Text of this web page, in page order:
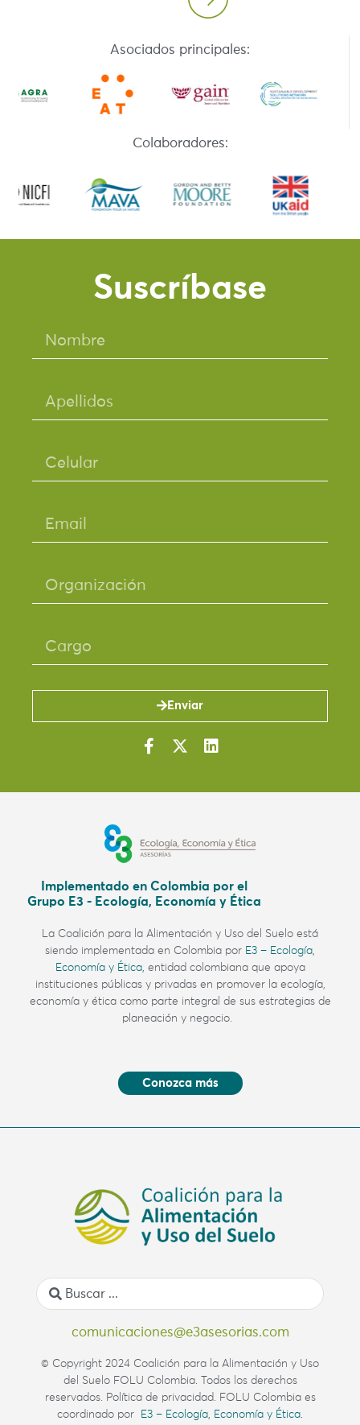
Asociados principales:
Colaboradores:
Suscríbase
Enviar
Implementado en Colombia por el
Grupo E3 - Ecología, Economía y Ética
La Coalición para la Alimentación y Uso del Suelo está
siendo implementada en Colombia por E3 – Ecología,
Economía y Ética, entidad colombiana que apoya
instituciones públicas y privadas en promover la ecología,
economía y ética como parte integral de sus estrategias de
planeación y negocio.
Conozca más
comunicaciones@e3asesorias.com
© Copyright 2024 Coalición para la Alimentación y Uso
del Suelo FOLU Colombia. Todos los derechos
reservados. Política de privacidad. FOLU Colombia es
coordinado por E3 – Ecología, Economía y Ética.